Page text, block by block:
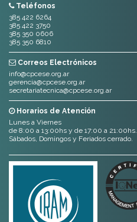
Teléfonos
385 422 6264
385 422 3750
385 350 0606
385 350 6810
Correos Electrónicos
info@cpcese.org.ar
gerencia@cpcese.org.ar
secretariatecnica@cpcese.org.ar
Horarios de Atención
Lunes a Viernes
de 8:00 a 13:00hs y de 17:00 a 21:00hs.
Sábados, Domingos y Feriados cerrado.